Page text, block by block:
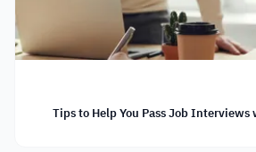
7 Tips to Help You Pass Job